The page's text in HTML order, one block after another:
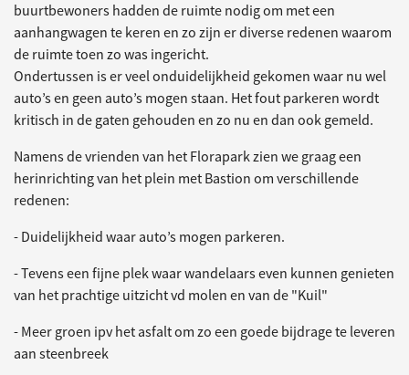
buurtbewoners hadden de ruimte nodig om met een
aanhangwagen te keren en zo zijn er diverse redenen waarom
de ruimte toen zo was ingericht.
Ondertussen is er veel onduidelijkheid gekomen waar nu wel
auto’s en geen auto’s mogen staan. Het fout parkeren wordt
kritisch in de gaten gehouden en zo nu en dan ook gemeld.
Namens de vrienden van het Florapark zien we graag een
herinrichting van het plein met Bastion om verschillende
redenen:
- Duidelijkheid waar auto’s mogen parkeren.
- Tevens een fijne plek waar wandelaars even kunnen genieten
van het prachtige uitzicht vd molen en van de "Kuil"
- Meer groen ipv het asfalt om zo een goede bijdrage te leveren
aan steenbreek